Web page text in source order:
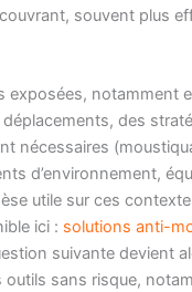
souvent plus
exposées, notamment
des
nécessaires
d’environnement,
utile sur ces
ici : solutions anti-
suivante devient
sans risque,